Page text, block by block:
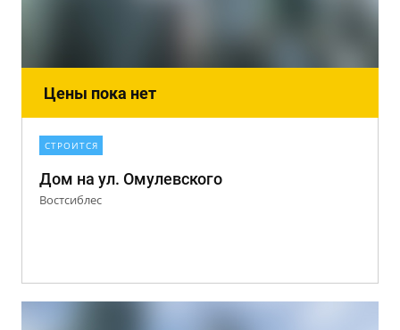
Цены пока нет
СТРОИТСЯ
Дом на ул. Омулевского
Востсиблес